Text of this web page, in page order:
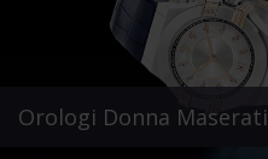
Orologi Donna Maserati